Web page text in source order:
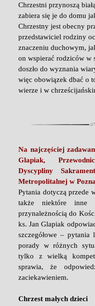
Chrzestni przynoszą
zabiera się je do domu
Chrzestny jest obecny
przedstawiciel rodziny
znaczeniu duchowym,
on wspierać rodziców w
doszło do wyznania
więc obowiązek dbać o
wierze i w
Na najczęściej
Glapiak,
Dyscypliny
Metropolitalnej w
Pytania dotyczą przede
także niektóre
przynależnością do
ks. Jan Glapiak
szczegółowe –
porady w różnych
tylko z wielką
sprawia, że
zaciekawieniem.
Chrzest małych dzieci